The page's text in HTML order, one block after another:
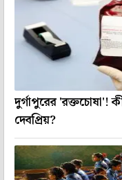
দুর্গাপুরের 'রক্তচোষা'!
দেবপ্রিয়?